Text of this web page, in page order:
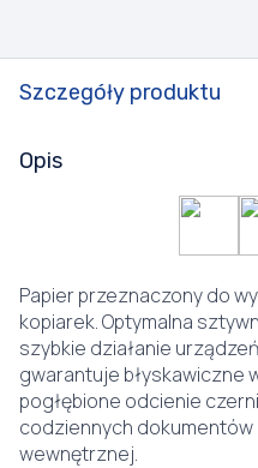
Szczegóły produktu
Opis
Papier przeznaczony do
kopiarek. Optymalna
szybkie działanie
gwarantuje błyskawiczne
pogłębione odcienie
codziennych
wewnętrznej.